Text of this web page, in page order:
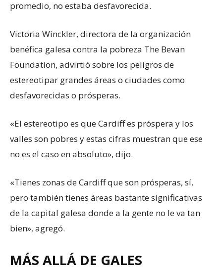
promedio, no estaba desfavorecida.
Victoria Winckler, directora de la organización
benéfica galesa contra la pobreza The Bevan
Foundation, advirtió sobre los peligros de
estereotipar grandes áreas o ciudades como
desfavorecidas o prósperas.
«El estereotipo es que Cardiff es próspera y los
valles son pobres y estas cifras muestran que ese
no es el caso en absoluto», dijo.
«Tienes zonas de Cardiff que son prósperas, sí,
pero también tienes áreas bastante significativas
de la capital galesa donde a la gente no le va tan
bien», agregó.
MÁS ALLÁ DE GALES